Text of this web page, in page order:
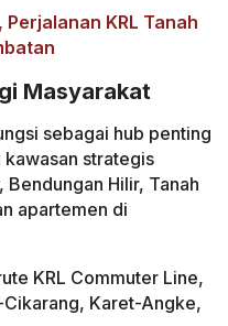
KRL Tanah
Masyarakat
sebagai hub penting
strategis
Bendungan Hilir, Tanah
apartemen di
KRL Commuter Line,
Karet-Angke,